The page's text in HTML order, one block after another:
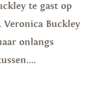
te gast op
Veronica Buckley
onlangs